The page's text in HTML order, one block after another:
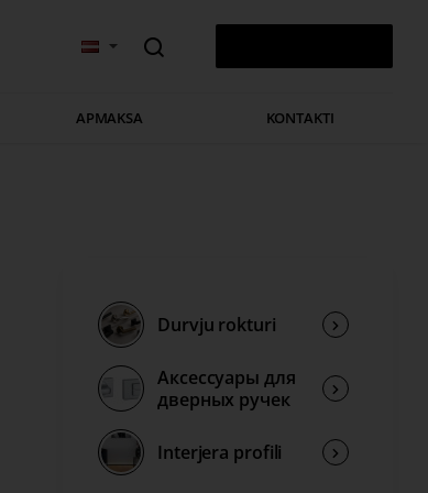
APMAKSA KONTAKTI
Durvju rokturi
Аксессуары для
дверных ручек
Interjera profili